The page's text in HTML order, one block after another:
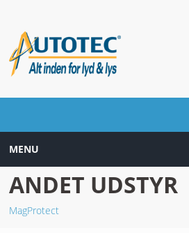
MENU
LYD & LYS UDSTYR
AUTOMOTIV UDSTYR
ANDET UDSTYR
MagProtect